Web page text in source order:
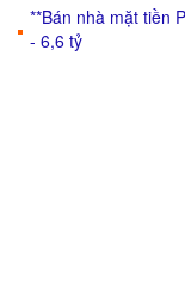
**Bán nhà mặt tiền
- 6,6 tỷ